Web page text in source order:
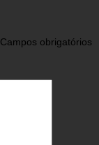
Campos obrigatórios